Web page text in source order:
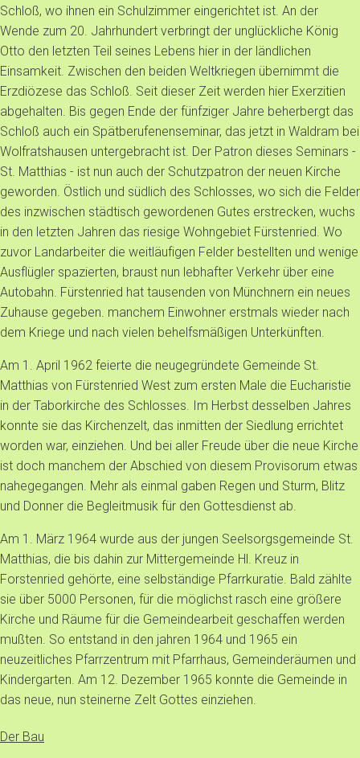
Schloß, wo ihnen ein Schulzimmer eingerichtet ist. An der
Wende zum 20. Jahrhundert verbringt der unglückliche König
Otto den letzten Teil seines Lebens hier in der ländlichen
Einsamkeit. Zwischen den beiden Weltkriegen übernimmt die
Erzdiözese das Schloß. Seit dieser Zeit werden hier Exerzitien
abgehalten. Bis gegen Ende der fünfziger Jahre beherbergt das
Schloß auch ein Spätberufenenseminar, das jetzt in Waldram bei
Wolfratshausen untergebracht ist. Der Patron dieses Seminars -
St. Matthias - ist nun auch der Schutzpatron der neuen Kirche
geworden. Östlich und südlich des Schlosses, wo sich die Felder
des inzwischen städtisch gewordenen Gutes erstrecken, wuchs
in den letzten Jahren das riesige Wohngebiet Fürstenried. Wo
zuvor Landarbeiter die weitläufigen Felder bestellten und wenige
Ausflügler spazierten, braust nun lebhafter Verkehr über eine
Autobahn. Fürstenried hat tausenden von Münchnern ein neues
Zuhause gegeben. manchem Einwohner erstmals wieder nach
dem Kriege und nach vielen behelfsmäßigen Unterkünften.
Am 1. April 1962 feierte die neugegründete Gemeinde St.
Matthias von Fürstenried West zum ersten Male die Eucharistie
in der Taborkirche des Schlosses. Im Herbst desselben Jahres
konnte sie das Kirchenzelt, das inmitten der Siedlung errichtet
worden war, einziehen. Und bei aller Freude über die neue Kirche
ist doch manchem der Abschied von diesem Provisorum etwas
nahegegangen. Mehr als einmal gaben Regen und Sturm, Blitz
und Donner die Begleitmusik für den Gottesdienst ab.
Am 1. März 1964 wurde aus der jungen Seelsorgsgemeinde St.
Matthias, die bis dahin zur Mittergemeinde Hl. Kreuz in
Forstenried gehörte, eine selbständige Pfarrkuratie. Bald zählte
sie über 5000 Personen, für die möglichst rasch eine größere
Kirche und Räume für die Gemeindearbeit geschaffen werden
mußten. So entstand in den jahren 1964 und 1965 ein
neuzeitliches Pfarrzentrum mit Pfarrhaus, Gemeinderäumen und
Kindergarten. Am 12. Dezember 1965 konnte die Gemeinde in
das neue, nun steinerne Zelt Gottes einziehen.
Der Bau